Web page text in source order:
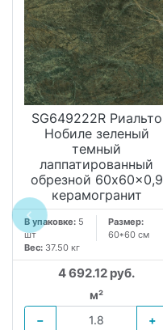
SG649222R Риальто
Нобиле зеленый
темный
лаппатированный
обрезной 60x60x0,9
керамогранит
В упаковке: 5
шт
Размер:
60*60 см
Вес: 37.50 кг
4 692.12 руб.
м²
−
+